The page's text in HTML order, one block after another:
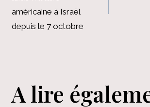
l’article
américaine à Israël
depuis le 7 octobre
A lire